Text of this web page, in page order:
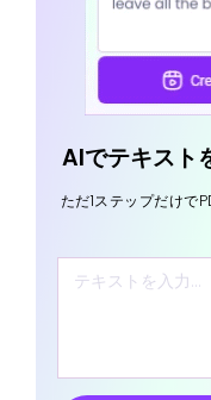
AIでテキスト
ただ1ステップだけで